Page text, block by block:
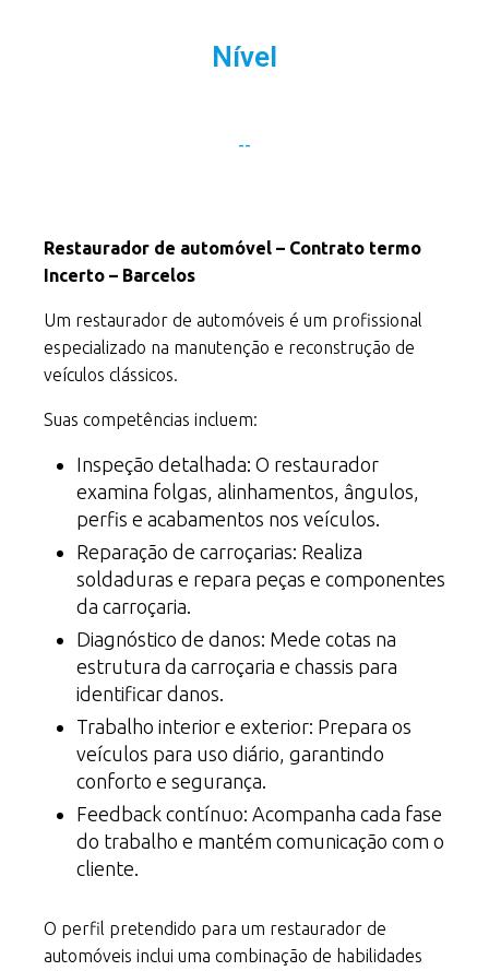
Nível
--
Restaurador de automóvel – Contrato termo
Incerto – Barcelos
Um restaurador de automóveis é um profissional
especializado na manutenção e reconstrução de
veículos clássicos.
Suas competências incluem:
Inspeção detalhada: O restaurador
examina folgas, alinhamentos, ângulos,
perfis e acabamentos nos veículos.
Reparação de carroçarias: Realiza
soldaduras e repara peças e componentes
da carroçaria.
Diagnóstico de danos: Mede cotas na
estrutura da carroçaria e chassis para
identificar danos.
Trabalho interior e exterior: Prepara os
veículos para uso diário, garantindo
conforto e segurança.
Feedback contínuo: Acompanha cada fase
do trabalho e mantém comunicação com o
cliente.
O perfil pretendido para um restaurador de
automóveis inclui uma combinação de habilidades